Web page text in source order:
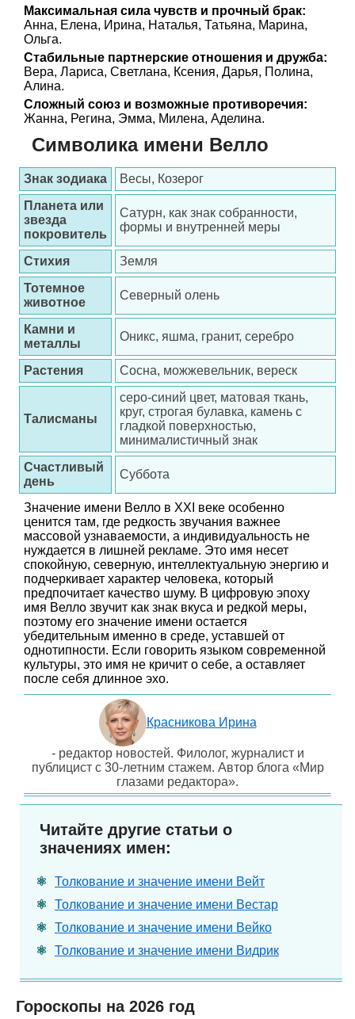
Максимальная сила чувств и прочный брак:
Анна, Елена, Ирина, Наталья, Татьяна, Марина,
Ольга.
Стабильные партнерские отношения и дружба:
Вера, Лариса, Светлана, Ксения, Дарья, Полина,
Алина.
Сложный союз и возможные противоречия:
Жанна, Регина, Эмма, Милена, Аделина.
Символика имени Велло
Знак зодиака
Весы, Козерог
Планета или
звезда
покровитель
Сатурн, как знак собранности,
формы и внутренней меры
Стихия
Земля
Тотемное
животное
Северный олень
Камни и
металлы
Оникс, яшма, гранит, серебро
Растения Сосна, можжевельник, вереск
Талисманы
серо-синий цвет, матовая ткань,
круг, строгая булавка, камень с
гладкой поверхностью,
минималистичный знак
Счастливый
день
Суббота
Значение имени Велло в XXI веке особенно
ценится там, где редкость звучания важнее
массовой узнаваемости, а индивидуальность не
нуждается в лишней рекламе. Это имя несет
спокойную, северную, интеллектуальную энергию и
подчеркивает характер человека, который
предпочитает качество шуму. В цифровую эпоху
имя Велло звучит как знак вкуса и редкой меры,
поэтому его значение имени остается
убедительным именно в среде, уставшей от
однотипности. Если говорить языком современной
культуры, это имя не кричит о себе, а оставляет
после себя длинное эхо.
Красникова Ирина
- редактор новостей. Филолог, журналист и
публицист с 30-летним стажем. Автор блога «Мир
глазами редактора».
Читайте другие статьи о
значениях имен:
Толкование и значение имени Вейт
Толкование и значение имени Вестар
Толкование и значение имени Вейко
Толкование и значение имени Видрик
Гороскопы на 2026 год